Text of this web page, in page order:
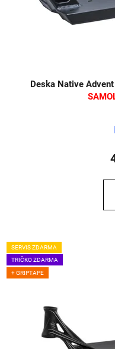
Deska Native
SERVIS ZDARMA
TRIČKO ZDARMA
+ GRIPTAPE